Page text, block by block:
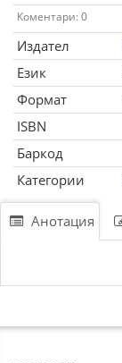
Коментари: 0
Издател
Език
Формат
ISBN
Баркод
Категории
Анотация